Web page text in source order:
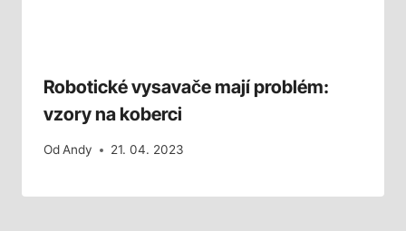
Robotické vysavače mají problém:
vzory na koberci
Od Andy 21. 04. 2023